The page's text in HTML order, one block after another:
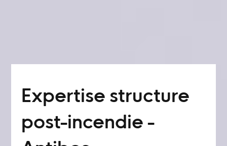
Expertise structure
post-incendie -